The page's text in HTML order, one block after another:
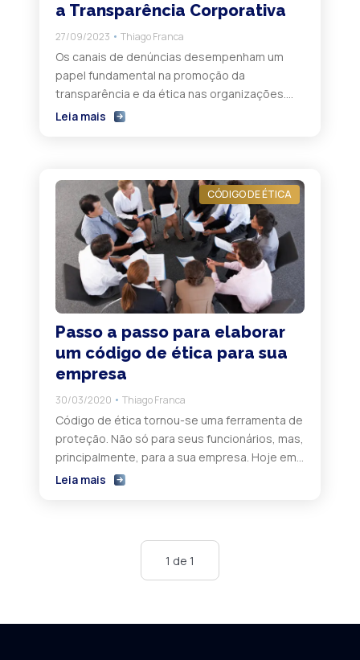
a Transparência Corporativa
27/09/2023 Thiago Franca
Os canais de denúncias desempenham um
papel fundamental na promoção da
transparência e da ética nas organizações.
Eles fornecem um meio seguro para que
questões relevantes. No entanto, como
funciona um Canal de Denúncias?
Suponhamos que em uma organização, um […]
Leia mais
CÓDIGO DE ÉTICA
Passo a passo para elaborar
um código de ética para sua
empresa
30/03/2020 Thiago Franca
Código de ética tornou-se uma ferramenta de
proteção. Não só para seus funcionários, mas,
principalmente, para a sua empresa. Hoje em
dia as corporações precisam munir-se de
imagem em cheque. Diante de tantos
mecanismos de informação viabilizados pelo
Leia mais
1 de 1